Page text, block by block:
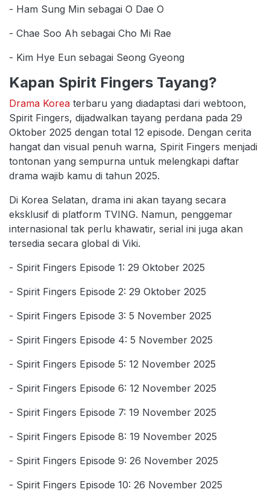
- Ham Sung Min sebagai O Dae O
- Chae Soo Ah sebagai Cho Mi Rae
- Kim Hye Eun sebagai Seong Gyeong
Kapan Spirit Fingers Tayang?
Drama Korea terbaru yang diadaptasi dari webtoon,
Spirit Fingers, dijadwalkan tayang perdana pada 29
Oktober 2025 dengan total 12 episode. Dengan cerita
hangat dan visual penuh warna, Spirit Fingers menjadi
tontonan yang sempurna untuk melengkapi daftar
drama wajib kamu di tahun 2025.
Di Korea Selatan, drama ini akan tayang secara
eksklusif di platform TVING. Namun, penggemar
internasional tak perlu khawatir, serial ini juga akan
tersedia secara global di Viki.
- Spirit Fingers Episode 1: 29 Oktober 2025
- Spirit Fingers Episode 2: 29 Oktober 2025
- Spirit Fingers Episode 3: 5 November 2025
- Spirit Fingers Episode 4: 5 November 2025
- Spirit Fingers Episode 5: 12 November 2025
- Spirit Fingers Episode 6: 12 November 2025
- Spirit Fingers Episode 7: 19 November 2025
- Spirit Fingers Episode 8: 19 November 2025
- Spirit Fingers Episode 9: 26 November 2025
- Spirit Fingers Episode 10: 26 November 2025